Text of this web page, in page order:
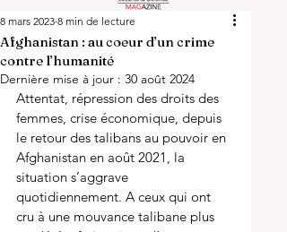
Afghanistan : au coeur d’un crime
contre l’humanité
8 mars 2023 8 min de lecture
Dernière mise à jour : 30 août 2024
Attentat, répression des droits des
femmes, crise économique, depuis
le retour des talibans au pouvoir en
Afghanistan en août 2021, la
situation s’aggrave
quotidiennement. A ceux qui ont
cru à une mouvance talibane plus